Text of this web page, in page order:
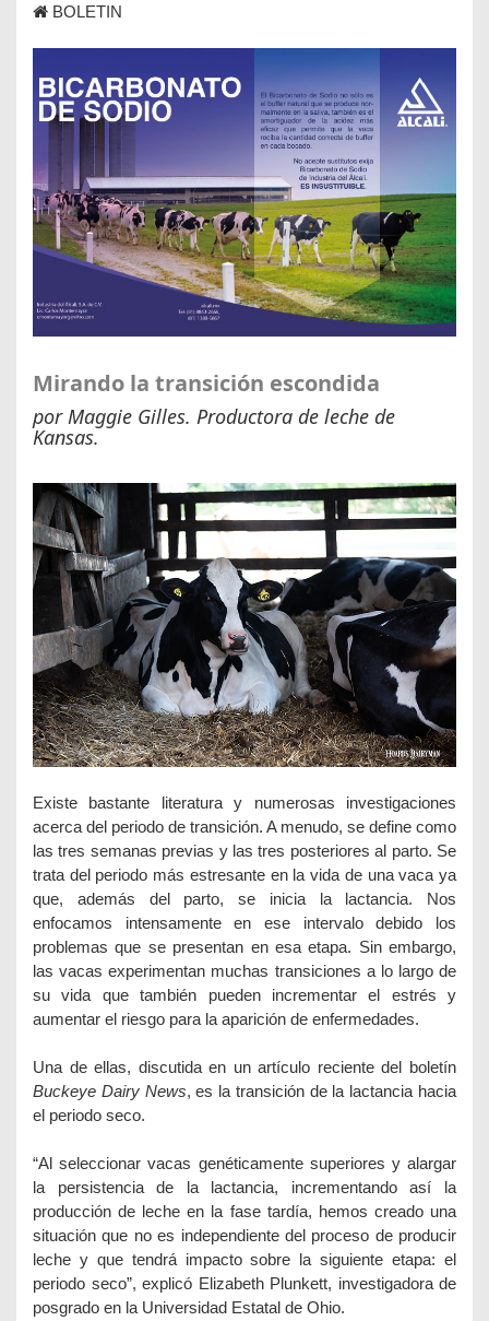
BOLETIN
Mirando la transición escondida
por Maggie Gilles. Productora de leche de
Kansas.
Existe bastante literatura y numerosas investigaciones
acerca del periodo de transición. A menudo, se define como
las tres semanas previas y las tres posteriores al parto. Se
trata del periodo más estresante en la vida de una vaca ya
que, además del parto, se inicia la lactancia. Nos
enfocamos intensamente en ese intervalo debido los
problemas que se presentan en esa etapa. Sin embargo,
las vacas experimentan muchas transiciones a lo largo de
su vida que también pueden incrementar el estrés y
aumentar el riesgo para la aparición de enfermedades.
Una de ellas, discutida en un artículo reciente del boletín
Buckeye Dairy News, es la transición de la lactancia hacia
el periodo seco.
“Al seleccionar vacas genéticamente superiores y alargar
la persistencia de la lactancia, incrementando así la
producción de leche en la fase tardía, hemos creado una
situación que no es independiente del proceso de producir
leche y que tendrá impacto sobre la siguiente etapa: el
periodo seco”, explicó Elizabeth Plunkett, investigadora de
posgrado en la Universidad Estatal de Ohio.